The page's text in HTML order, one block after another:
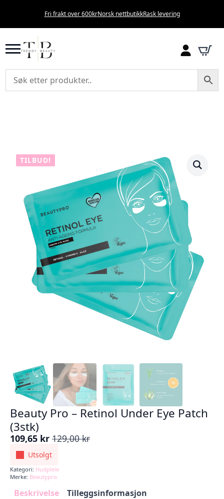
Fri frakt over 600krNorsk nettbutikkRask levering
TILBUD!
Beauty Pro – Retinol Under Eye Patch
(3stk)
129,00kr
Opprinnelig
pris
129,00 kr.
109,65 kr
Nåværende
pris
109,65 kr.
Utsolgt
Kategori: Hudpleie
Merke: Beautypro
Beskrivelse Tilleggsinformasjon